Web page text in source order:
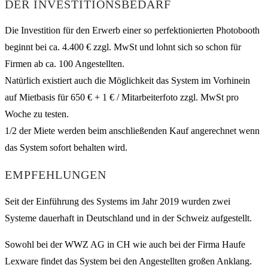
DER INVESTITIONSBEDARF
Die Investition für den Erwerb einer so perfektionierten Photobooth
beginnt bei ca. 4.400 € zzgl. MwSt und lohnt sich so schon für
Firmen ab ca. 100 Angestellten.
Natürlich existiert auch die Möglichkeit das System im Vorhinein
auf Mietbasis für 650 € + 1 € / Mitarbeiterfoto zzgl. MwSt pro
Woche zu testen.
1/2 der Miete werden beim anschließenden Kauf angerechnet wenn
das System sofort behalten wird.
EMPFEHLUNGEN
Seit der Einführung des Systems im Jahr 2019 wurden zwei
Systeme dauerhaft in Deutschland und in der Schweiz aufgestellt.
Sowohl bei der WWZ AG in CH wie auch bei der Firma Haufe
Lexware findet das System bei den Angestellten großen Anklang.